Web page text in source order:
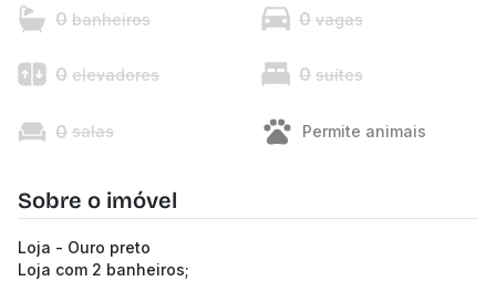
0 banheiros 0 vagas
0 elevadores 0 suítes
0 salas Permite animais
Sobre o imóvel
Loja - Ouro preto
Loja com 2 banheiros;